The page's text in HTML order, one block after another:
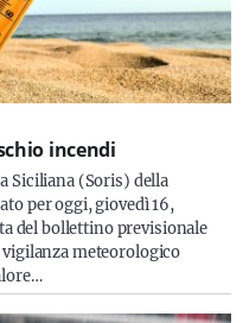
incendi
Siciliana (Soris) della
per oggi, giovedì 16,
del bollettino previsionale
meteorologico